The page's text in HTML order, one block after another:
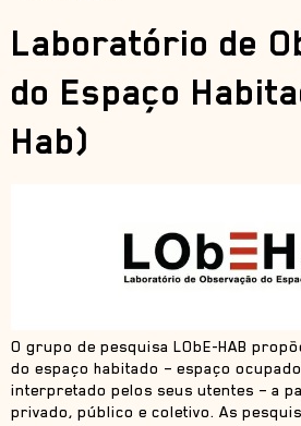
Laboratório de
do Espaço
Hab)
O grupo de pesquisa LObE-HAB
do espaço habitado – espaço
interpretado pelos seus utentes – a
privado, público e coletivo. As